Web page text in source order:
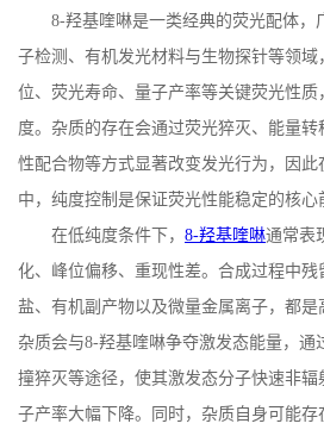
8-羟基喹啉是一类经典的荧光配体，
子检测、有机发光材料与生物探针等领
位、荧光寿命、量子产率等关键荧光性
度。杂质的存在会通过荧光猝灭、能量转
性配合物等方式显著改变发光行为，因此
中，纯度控制是保证荧光性能稳定的核心
在低纯度条件下， 8-羟基喹啉通常表
化、峰位偏移、重现性差。合成过程中
盐、有机副产物以及微量金属离子，都
杂质会与8-羟基喹啉争夺激发态能量，通
撞猝灭等途径，使其激发态分子快速非
子产率大幅下降。同时，杂质自身可能